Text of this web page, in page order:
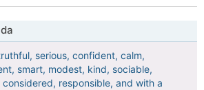
serious, confident, calm,
smart, modest, kind, sociable,
responsible, and with a